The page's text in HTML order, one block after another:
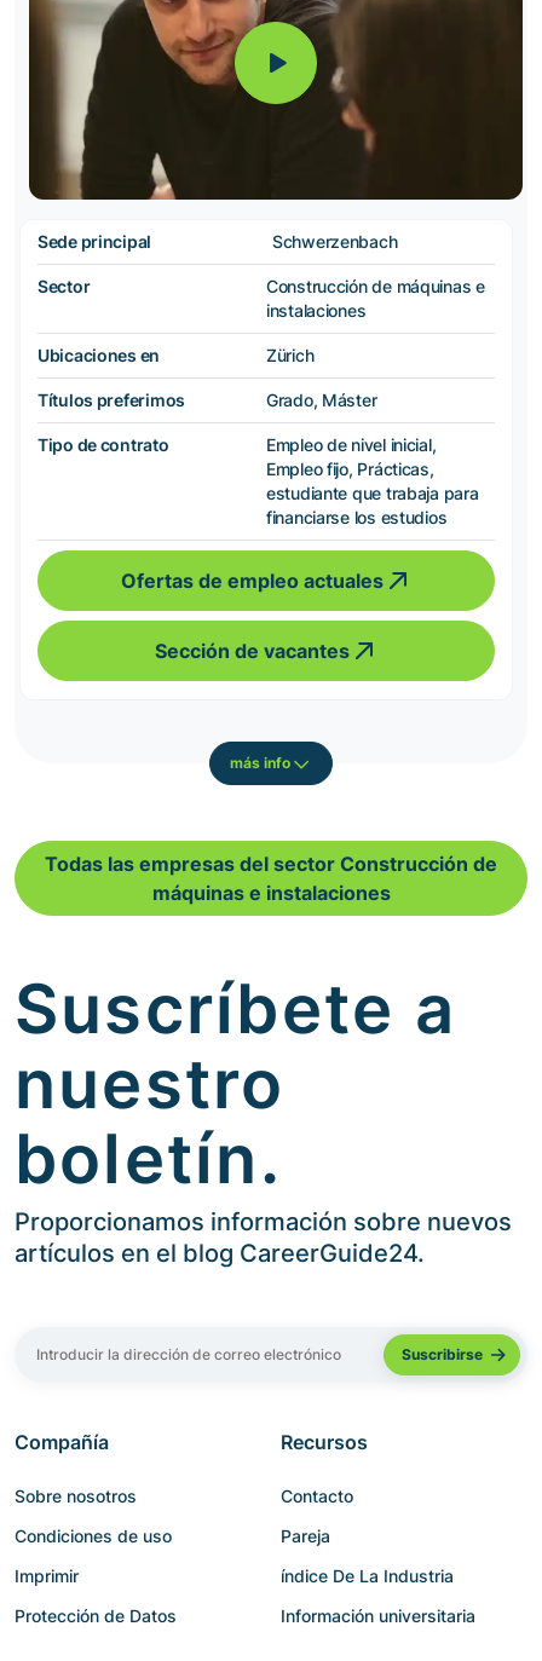
Sede principal Schwerzenbach
Sector
Construcción de máquinas e
instalaciones
Ubicaciones en Zürich
Títulos preferimos Grado, Máster
Tipo de contrato
Empleo de nivel inicial,
Empleo fijo, Prácticas,
estudiante que trabaja para
financiarse los estudios
Ofertas de empleo actuales
Sección de vacantes
más info
Todas las empresas del sector Construcción de
máquinas e instalaciones
Suscríbete a
nuestro
boletín.
Proporcionamos información sobre nuevos
artículos en el blog CareerGuide24.
Compañía
Sobre nosotros
Condiciones de uso
Imprimir
Protección de Datos
Recursos
Contacto
Pareja
índice De La Industria
Información universitaria